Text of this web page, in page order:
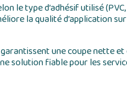
le type d’adhésif utilisé
la qualité d’application
une coupe nette
solution fiable pour les